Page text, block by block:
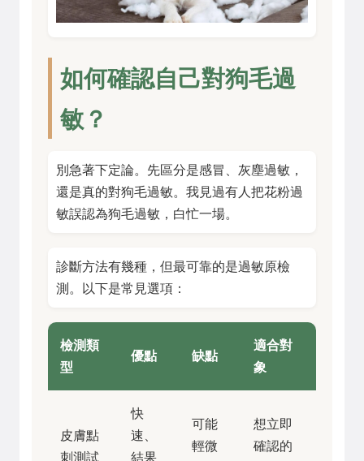
如何確認自己對狗毛過
敏？
別急著下定論。先區分是感冒、灰塵過敏，
還是真的對狗毛過敏。我見過有人把花粉過
敏誤認為狗毛過敏，白忙一場。
診斷方法有幾種，但最可靠的是過敏原檢
測。以下是常見選項：
檢測類
型
優點 缺點
適合對
象
皮膚點
刺測試
快
速、
結果
可能
輕微
想立即
確認的